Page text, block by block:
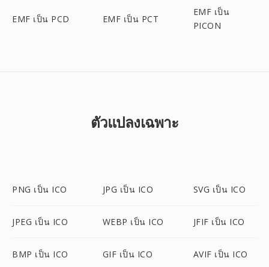
EMF เป็น PCD EMF เป็น PCT
EMF เป็น
PICON
ตัวแปลงเฉพาะ
PNG เป็น ICO JPG เป็น ICO SVG เป็น ICO
JPEG เป็น ICO WEBP เป็น ICO JFIF เป็น ICO
BMP เป็น ICO GIF เป็น ICO AVIF เป็น ICO